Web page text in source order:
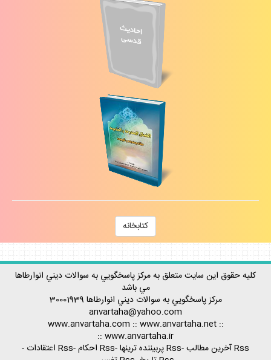
كتابخانه
كليه حقوق اين سايت متعلق به مركز پاسخگويي به سوالات ديني انوارطاها
مي باشد
مركز پاسخگويي به سوالات ديني انوارطاها 30001939
anvartaha@yahoo.com
www.anvartaha.com :: www.anvartaha.net::
www.anvartaha.ir
::
Rss آخرين مطالب
-Rss پربيننده ترينها -Rss احكام -Rss اعتقادات
-